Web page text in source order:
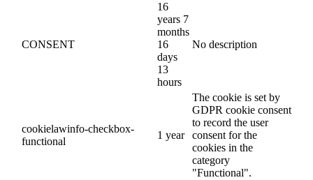
CONSENT
16
years 7
months
16
days
13
hours
No description
cookielawinfo-checkbox-
functional
1 year
The cookie is set by
GDPR cookie consent
to record the user
consent for the
cookies in the
category
"Functional".